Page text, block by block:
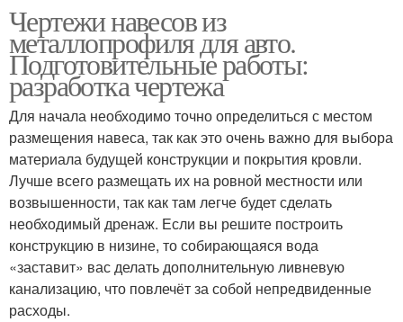
Чертежи навесов из
металлопрофиля для авто.
Подготовительные работы:
разработка чертежа
Для начала необходимо точно определиться с местом
размещения навеса, так как это очень важно для выбора
материала будущей конструкции и покрытия кровли.
Лучше всего размещать их на ровной местности или
возвышенности, так как там легче будет сделать
необходимый дренаж. Если вы решите построить
конструкцию в низине, то собирающаяся вода
«заставит» вас делать дополнительную ливневую
канализацию, что повлечёт за собой непредвиденные
расходы.